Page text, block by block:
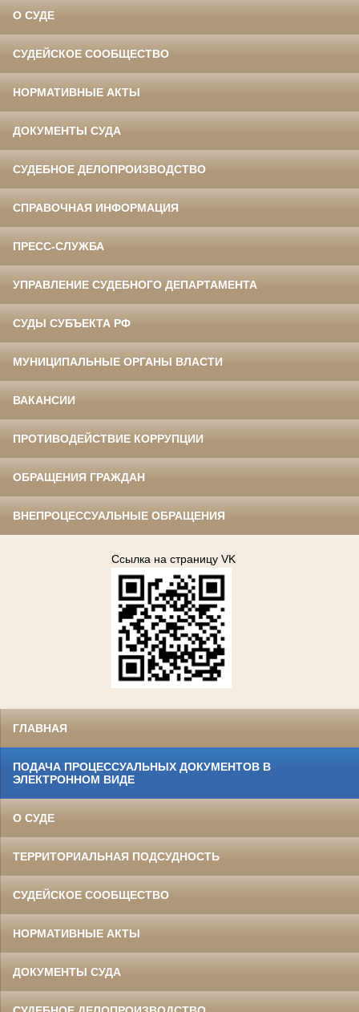
О СУДЕ
СУДЕЙСКОЕ СООБЩЕСТВО
НОРМАТИВНЫЕ АКТЫ
ДОКУМЕНТЫ СУДА
СУДЕБНОЕ ДЕЛОПРОИЗВОДСТВО
СПРАВОЧНАЯ ИНФОРМАЦИЯ
ПРЕСС-СЛУЖБА
УПРАВЛЕНИЕ СУДЕБНОГО ДЕПАРТАМЕНТА
СУДЫ СУБЪЕКТА РФ
МУНИЦИПАЛЬНЫЕ ОРГАНЫ ВЛАСТИ
ВАКАНСИИ
ПРОТИВОДЕЙСТВИЕ КОРРУПЦИИ
ОБРАЩЕНИЯ ГРАЖДАН
ВНЕПРОЦЕССУАЛЬНЫЕ ОБРАЩЕНИЯ
Ссылка на страницу VK
ГЛАВНАЯ
ПОДАЧА ПРОЦЕССУАЛЬНЫХ ДОКУМЕНТОВ В
ЭЛЕКТРОННОМ ВИДЕ
О СУДЕ
ТЕРРИТОРИАЛЬНАЯ ПОДСУДНОСТЬ
СУДЕЙСКОЕ СООБЩЕСТВО
НОРМАТИВНЫЕ АКТЫ
ДОКУМЕНТЫ СУДА